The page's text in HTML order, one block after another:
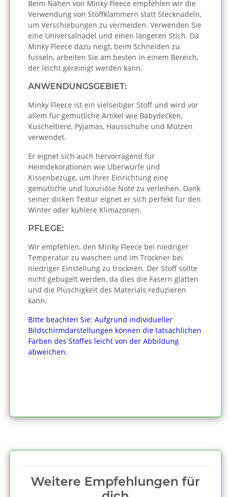
Beim Nähen von Minky Fleece empfehlen wir die
Verwendung von Stoffklammern statt Stecknadeln,
um Verschiebungen zu vermeiden. Verwenden Sie
eine Universalnadel und einen längeren Stich. Da
Minky Fleece dazu neigt, beim Schneiden zu
fusseln, arbeiten Sie am besten in einem Bereich,
der leicht gereinigt werden kann.
ANWENDUNGSGEBIET:
Minky Fleece ist ein vielseitiger Stoff und wird vor
allem für gemütliche Artikel wie Babydecken,
Kuscheltiere, Pyjamas, Hausschuhe und Mützen
verwendet.
Er eignet sich auch hervorragend für
Heimdekorationen wie Überwürfe und
Kissenbezüge, um Ihrer Einrichtung eine
gemütliche und luxuriöse Note zu verleihen. Dank
seiner dicken Textur eignet er sich perfekt für den
Winter oder kühlere Klimazonen.
PFLEGE:
Wir empfehlen, den Minky Fleece bei niedriger
Temperatur zu waschen und im Trockner bei
niedriger Einstellung zu trocknen. Der Stoff sollte
nicht gebügelt werden, da dies die Fasern glätten
und die Plüschigkeit des Materials reduzieren
kann.
Bitte beachten Sie: Aufgrund individueller
Bildschirmdarstellungen können die tatsächlichen
Farben des Stoffes leicht von der Abbildung
abweichen.
Weitere Empfehlungen für